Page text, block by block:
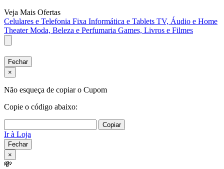
Veja Mais Ofertas
Celulares e Telefonia Fixa Informática e Tablets TV, Áudio e Home
TheaterModa, Beleza e Perfumaria Games, Livros e Filmes
Fechar
×
Não esqueça de copiar o Cupom
Copie o código abaixo:
Copiar
Ir à Loja
Fechar
×
💸